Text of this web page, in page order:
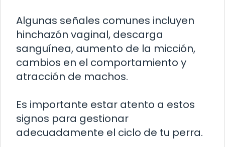
Algunas señales comunes incluyen
hinchazón vaginal, descarga
sanguínea, aumento de la micción,
cambios en el comportamiento y
atracción de machos.
Es importante estar atento a estos
signos para gestionar
adecuadamente el ciclo de tu perra.